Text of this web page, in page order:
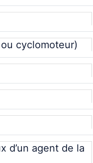
cyclomoteur)
d’un agent de la